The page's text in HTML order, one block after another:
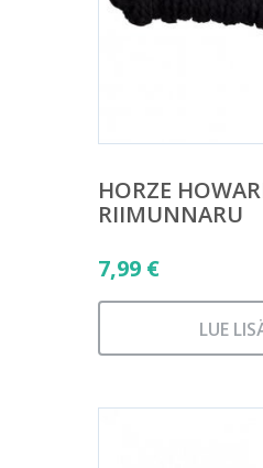
HORZE
RIIMUNNARU
7,99 €
LUE